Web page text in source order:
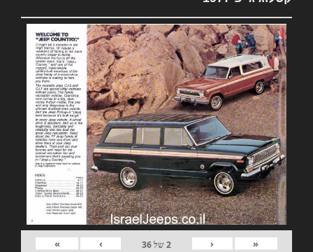
«
‹
2של36
›
»